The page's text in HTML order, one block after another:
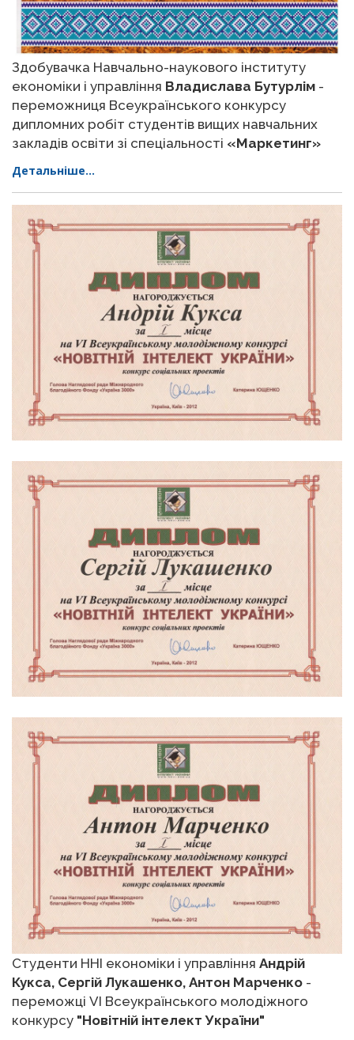
Здобувачка Навчально-наукового інституту
економіки і управління Владислава Бутурлім -
переможниця Всеукраїнського конкурсу
дипломних робіт студентів вищих навчальних
закладів освіти зі спеціальності «Маркетинг»
Детальніше...
Студенти ННІ економіки і управління Андрій
Кукса, Сергій Лукашенко, Антон Марченко -
переможці VI Всеукраїнського молодіжного
конкурсу "Новітній інтелект України"